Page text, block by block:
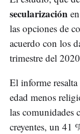
secularización
las opciones de
acuerdo con los
trimestre del
El informe
edad menos
las comunidades
creyentes, un 41